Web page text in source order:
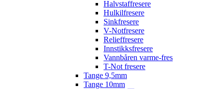
Halvstaffresere
Hulkilfresere
Sinkfresere
V-Notfresere
Relieffresere
Innstikksfresere
Vannbåren varme-fres
T-Not fresere
Tange 9,5mm
Tange 10mm